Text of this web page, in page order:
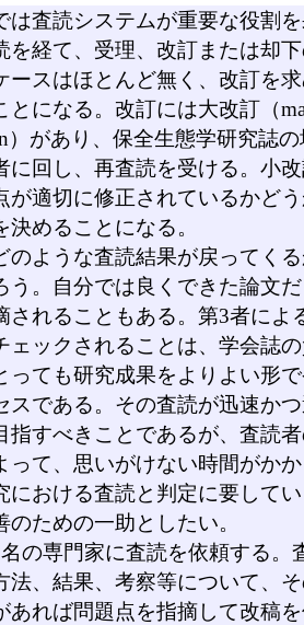
査読システムが重要な役割
を経て、受理、改訂または却
ースはほとんど無く、改訂を
とになる。改訂には大改訂（
）があり、保全生態学研究誌
に回し、再査読を受ける。小
が適切に修正されているかど
決めることになる。
ような査読結果が戻ってく
う。自分では良くできた論文
されることもある。第3者によ
ェックされることは、学会誌
っても研究成果をよりよい形
スである。その査読が迅速か
指すべきことであるが、査読
って、思いがけない時間がか
における査読と判定に要して
のための一助としたい。
の専門家に査読を依頼する。
法、結果、考察等について、
あれば問題点を指摘して改稿